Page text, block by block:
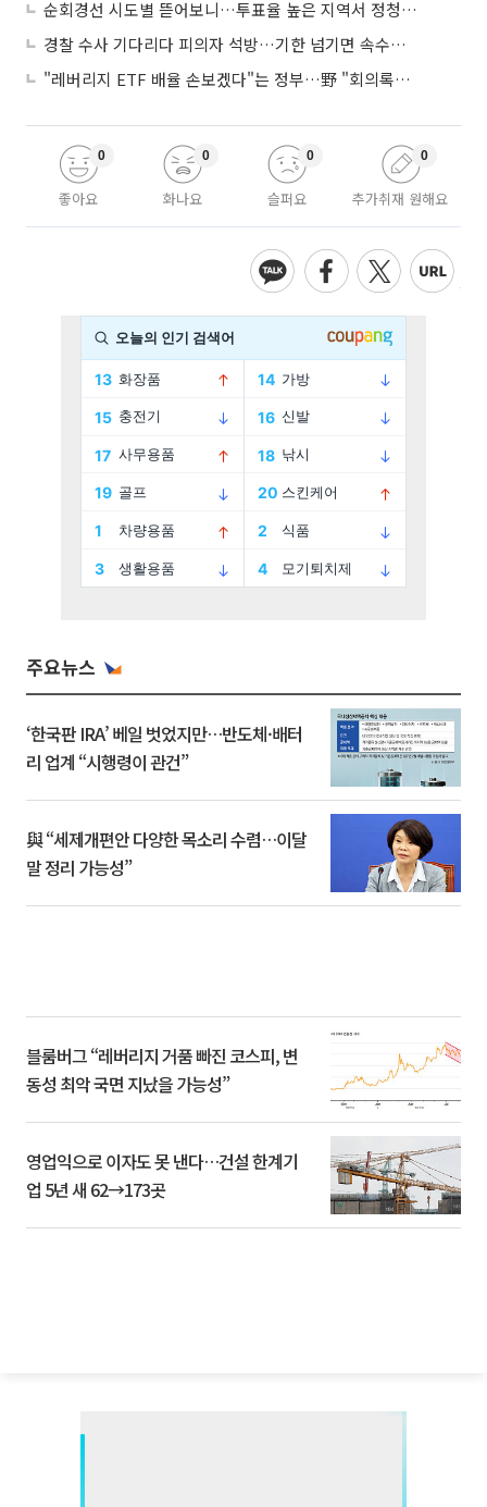
순회경선 시도별 뜯어보니…투표율 높은 지역서 정청래 강세
경찰 수사 기다리다 피의자 석방…기한 넘기면 속수무책
"레버리지 ETF 배율 손보겠다"는 정부…野 "회의록부터 내놔야"
좋아요
0
화나요
0
슬퍼요
0
추가취재 원해요
0
주요뉴스
‘한국판 IRA’ 베일 벗었지만…반도체·배터
리 업계 “시행령이 관건”
與 “세제개편안 다양한 목소리 수렴…이달
말 정리 가능성”
블룸버그 “레버리지 거품 빠진 코스피, 변
동성 최악 국면 지났을 가능성”
영업익으로 이자도 못 낸다…건설 한계기
업 5년 새 62→173곳